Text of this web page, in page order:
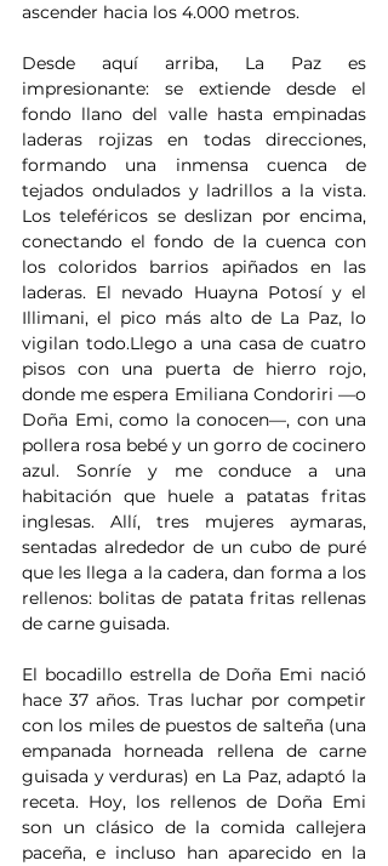
ascender hacia los 4.000 metros.
Desde aquí arriba, La Paz es
impresionante: se extiende desde el
fondo llano del valle hasta empinadas
laderas rojizas en todas direcciones,
formando una inmensa cuenca de
tejados ondulados y ladrillos a la vista.
Los teleféricos se deslizan por encima,
conectando el fondo de la cuenca con
los coloridos barrios apiñados en las
laderas. El nevado Huayna Potosí y el
Illimani, el pico más alto de La Paz, lo
vigilan todo.Llego a una casa de cuatro
pisos con una puerta de hierro rojo,
donde me espera Emiliana Condoriri —o
Doña Emi, como la conocen—, con una
pollera rosa bebé y un gorro de cocinero
azul. Sonríe y me conduce a una
habitación que huele a patatas fritas
inglesas. Allí, tres mujeres aymaras,
sentadas alrededor de un cubo de puré
que les llega a la cadera, dan forma a los
rellenos: bolitas de patata fritas rellenas
de carne guisada.
El bocadillo estrella de Doña Emi nació
hace 37 años. Tras luchar por competir
con los miles de puestos de salteña (una
empanada horneada rellena de carne
guisada y verduras) en La Paz, adaptó la
receta. Hoy, los rellenos de Doña Emi
son un clásico de la comida callejera
paceña, e incluso han aparecido en la